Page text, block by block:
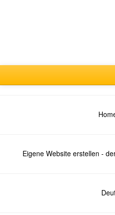
Eigene Website erstellen -